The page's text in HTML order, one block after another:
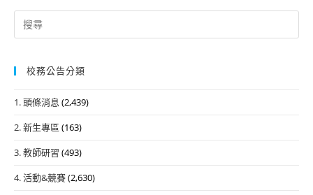
Search
for:
校務公告分類
1. 頭條消息 (2,439)
2. 新生專區 (163)
3. 教師研習 (493)
4. 活動&競賽(2,630)